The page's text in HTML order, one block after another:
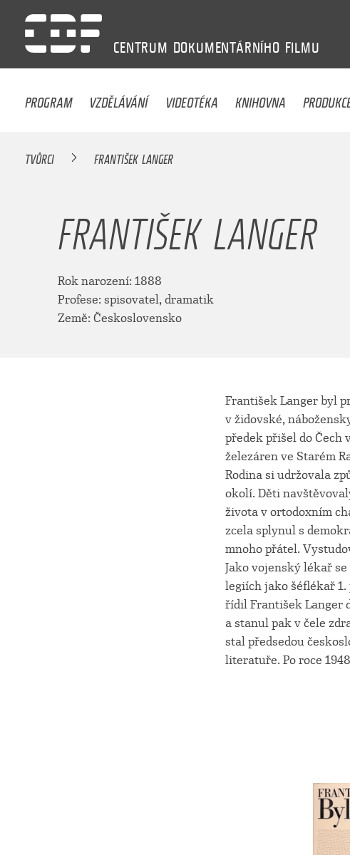
CENTRUM DOKUMENTÁRNÍHO FILMU
PROGRAM VZDĚLÁVÁNÍ VIDEOTÉKA KNIHOVNA
TVŮRCI FRANTIŠEK LANGER
FRANTIŠEK LANGER
Rok narození: 1888
Profese: spisovatel, dramatik
Země: Československo
František Langer byl
v židovské,
předek přišel do Čech
železáren ve Starém
Rodina si udržovala
okolí. Děti
života v ortodoxním
zcela splynul s
mnoho přátel.
Jako vojenský lékař
legiích jako šéflékař 1.
řídil František Langer
a stanul pak v čele
stal předsedou
literatuře. Po roce